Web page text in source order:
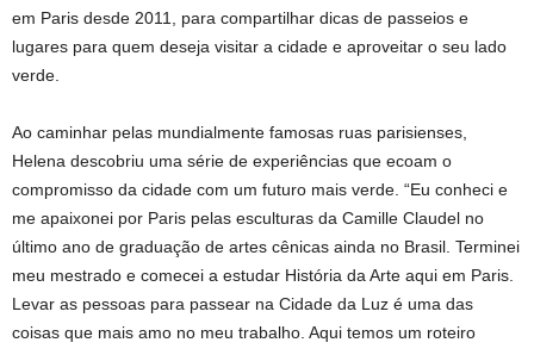
em Paris desde 2011, para compartilhar dicas de passeios e
lugares para quem deseja visitar a cidade e aproveitar o seu lado
verde.
Ao caminhar pelas mundialmente famosas ruas parisienses,
Helena descobriu uma série de experiências que ecoam o
compromisso da cidade com um futuro mais verde. “Eu conheci e
me apaixonei por Paris pelas esculturas da Camille Claudel no
último ano de graduação de artes cênicas ainda no Brasil. Terminei
meu mestrado e comecei a estudar História da Arte aqui em Paris.
Levar as pessoas para passear na Cidade da Luz é uma das
coisas que mais amo no meu trabalho. Aqui temos um roteiro